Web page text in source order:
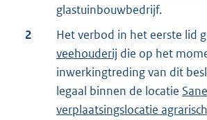
glastuinbouwbedrijf.
2
Het verbod in het eerste lid
veehouderij die op het
inwerkingtreding van dit
legaal binnen de locatie
verplaatsingslocatie